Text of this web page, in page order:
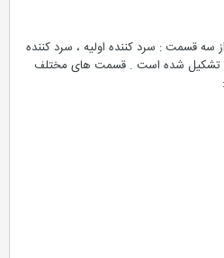
قسمت : سرد کننده اولیه ، سرد کننده
تشکیل شده است . قسمت های مختلف